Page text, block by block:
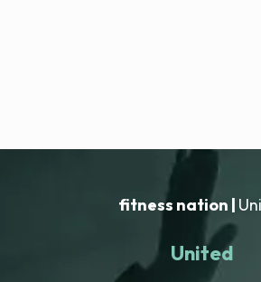
fitness nation |
United